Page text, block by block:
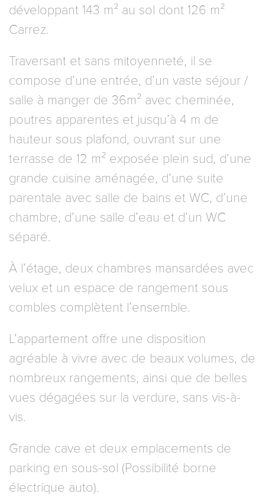
développant 143 m² au sol dont 126 m²
Carrez.
Traversant et sans mitoyenneté, il se
compose d’une entrée, d’un vaste séjour /
salle à manger de 36m² avec cheminée,
poutres apparentes et jusqu’à 4 m de
hauteur sous plafond, ouvrant sur une
terrasse de 12 m² exposée plein sud, d’une
grande cuisine aménagée, d’une suite
parentale avec salle de bains et WC, d’une
chambre, d’une salle d’eau et d’un WC
séparé.
À l’étage, deux chambres mansardées avec
velux et un espace de rangement sous
combles complètent l’ensemble.
L’appartement offre une disposition
agréable à vivre avec de beaux volumes, de
nombreux rangements, ainsi que de belles
vues dégagées sur la verdure, sans vis-à-
vis.
Grande cave et deux emplacements de
parking en sous-sol (Possibilité borne
électrique auto).